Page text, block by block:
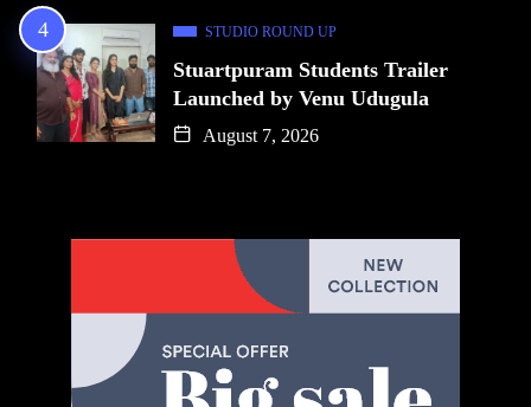
STUDIO ROUND UP
Stuartpuram Students Trailer
Launched by Venu Udugula
August 7, 2026